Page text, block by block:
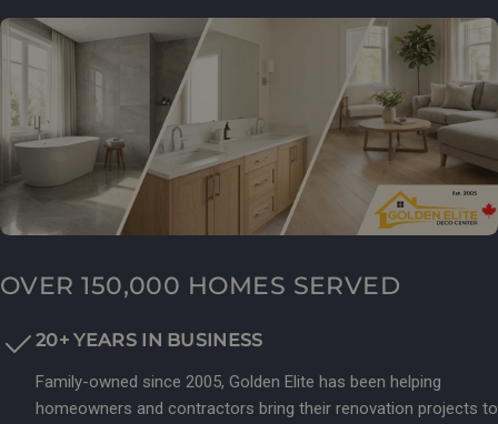
OVER 150,000 HOMES SERVED
20+ YEARS IN BUSINESS
Family-owned since 2005, Golden Elite has been helping
homeowners and contractors bring their renovation projects to